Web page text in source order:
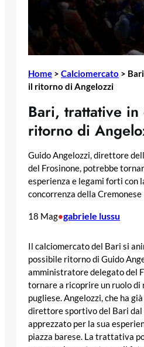
Home > Calciomercato >
il ritorno di Angelozzi
Bari, trattative
ritorno di
Guido Angelozzi, direttore
del Frosinone, potrebbe
esperienza e legami forti con
concorrenza della Cremonese
18 Mag•gabriele lussu
Il calciomercato del Bari si
possibile ritorno di Guido
amministratore delegato del
tornare a ricoprire un ruolo di
pugliese. Angelozzi, che ha
direttore sportivo del Bari
apprezzato per la sua
piazza barese. La trattativa